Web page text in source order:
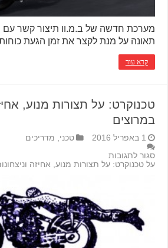
מערכת חדשה של ב.מ.וו תיצור קשר עם
תאונה על מנת לקצר את זמן הגעת
קרא עוד
טכנוקרט: על תצורות מנוע,
במרוצים
1 באפריל 2016 טכני
מדריכים
סגור לתגובות
על טכנוקרט: על תצורות מנוע, אחיזה